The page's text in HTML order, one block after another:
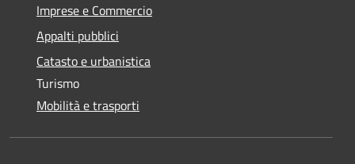
Imprese e Commercio
Appalti pubblici
Catasto e urbanistica
Turismo
Mobilità e trasporti